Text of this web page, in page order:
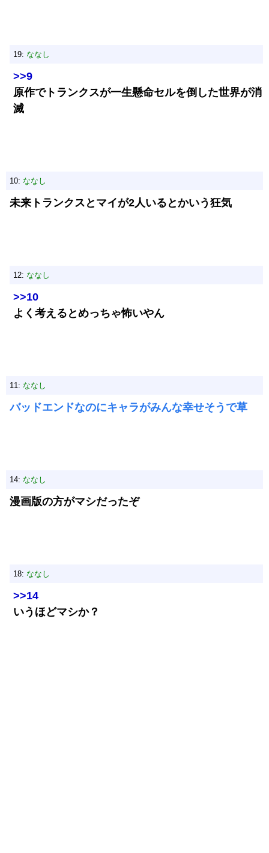
19: ななし
>>9
原作でトランクスが一生懸命セルを倒した世界が消
滅
10: ななし
未来トランクスとマイが2人いるとかいう狂気
12: ななし
>>10
よく考えるとめっちゃ怖いやん
11: ななし
バッドエンドなのにキャラがみんな幸せそうで草
14: ななし
漫画版の方がマシだったぞ
18: ななし
>>14
いうほどマシか？